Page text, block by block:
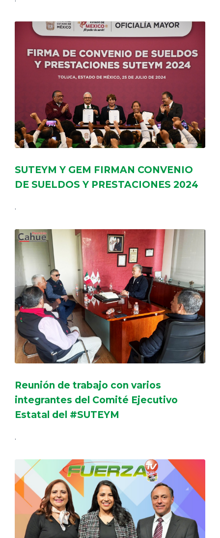
SUTEYM Y GEM FIRMAN CONVENIO
DE SUELDOS Y PRESTACIONES 2024
.
Reunión de trabajo con varios
integrantes del Comité Ejecutivo
Estatal del #SUTEYM
.